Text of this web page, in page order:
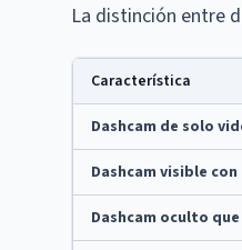
La distinción entre
Característica
Dashcam de solo
Dashcam visible
Dashcam oculto